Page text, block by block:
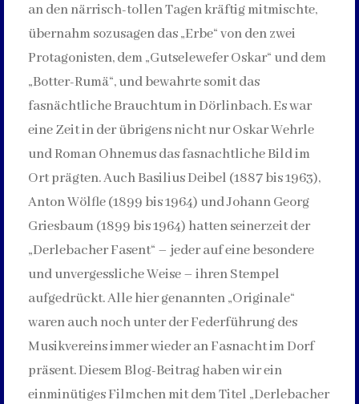
an den närrisch-tollen Tagen kräftig mitmischte,
übernahm sozusagen das „Erbe“ von den zwei
Protagonisten, dem „Gutselewefer Oskar“ und dem
„Botter-Rumä“, und bewahrte somit das
fasnächtliche Brauchtum in Dörlinbach. Es war
eine Zeit in der übrigens nicht nur Oskar Wehrle
und Roman Ohnemus das fasnachtliche Bild im
Ort prägten. Auch Basilius Deibel (1887 bis 1963),
Anton Wölfle (1899 bis 1964) und Johann Georg
Griesbaum (1899 bis 1964) hatten seinerzeit der
„Derlebacher Fasent“ – jeder auf eine besondere
und unvergessliche Weise – ihren Stempel
aufgedrückt. Alle hier genannten „Originale“
waren auch noch unter der Federführung des
Musikvereins immer wieder an Fasnacht im Dorf
präsent. Diesem Blog-Beitrag haben wir ein
einminütiges Filmchen mit dem Titel „Derlebacher